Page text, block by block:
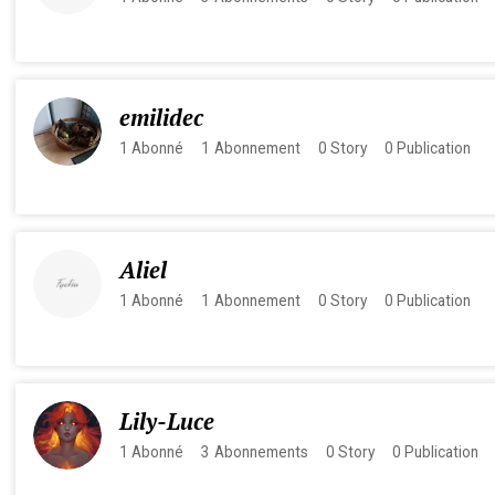
emilidec
1 Abonné 1 Abonnement 0 Story 0 Publication
Aliel
1 Abonné 1 Abonnement 0 Story 0 Publication
Lily-Luce
1 Abonné 3 Abonnements 0 Story 0 Publication